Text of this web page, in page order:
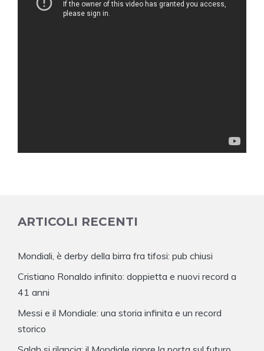
ARTICOLI RECENTI
Mondiali, è derby della birra fra tifosi: pub chiusi
Cristiano Ronaldo infinito: doppietta e nuovi record a
41 anni
Messi e il Mondiale: una storia infinita e un record
storico